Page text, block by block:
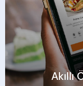
Akıllı